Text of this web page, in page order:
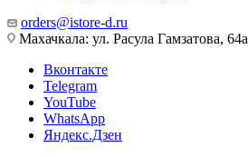
orders@istore-d.ru
Махачкала: ул. Расула Гамзатова, 64а
Вконтакте
Telegram
YouTube
WhatsApp
Яндекс.Дзен